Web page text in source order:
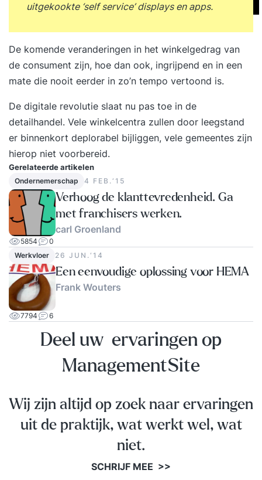
uitgekookte ‘self service’ displays en apps.
De komende veranderingen in het winkelgedrag van
de consument zijn, hoe dan ook, ingrijpend en in een
mate die nooit eerder in zo’n tempo vertoond is.
De digitale revolutie slaat nu pas toe in de
detailhandel. Vele winkelcentra zullen door leegstand
er binnenkort deplorabel bijliggen, vele gemeentes zijn
hierop niet voorbereid.
Gerelateerde artikelen
Ondernemerschap 4 FEB.‘15
Verhoog de klanttevredenheid. Ga
met franchisers werken.
carl Groenland
5854
0
Werkvloer
26 JUN.‘14
Een eenvoudige oplossing voor HEMA
Frank Wouters
7794 6
Deel uw ervaringen op
ManagementSite
Wij zijn altijd op zoek naar ervaringen
uit de praktijk, wat werkt wel, wat
niet.
SCHRIJF MEE >>